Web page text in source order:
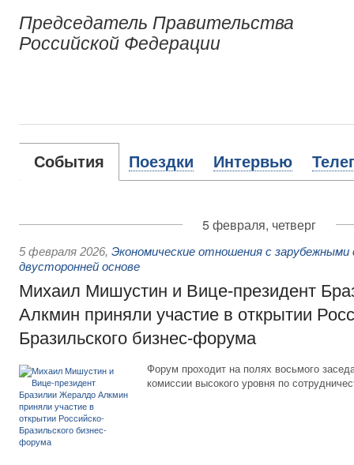
Председатель Правительства
Российской Федерации
События Поездки Интервью
5 февраля, четверг
5 февраля 2026, Экономические отношения с
двусторонней основе
Михаил Мишустин и Вице-президент
Алкмин приняли участие в открытии
Бразильского бизнес-форума
Форум проходит на полях восьмого
комиссии высокого уровня по